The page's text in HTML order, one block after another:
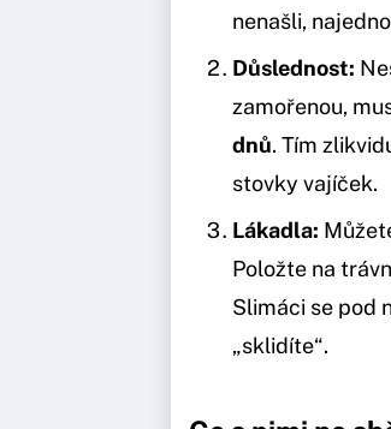
nenašli,
Důslednost:
zamořenou,
dnů. Tím
stovky vajíček.
Lákadla:
Položte na
Slimáci se pod
„sklidíte“.